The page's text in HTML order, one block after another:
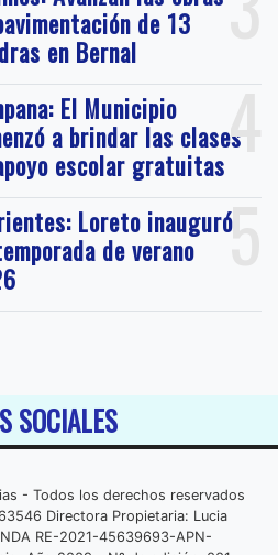
de 13
en Bernal
4
El Municipio
a brindar las clases
escolar gratuitas
5
Loreto inauguró
de verano
SOCIALES
- Todos los derechos reservados
Directora Propietaria: Lucia
RE-2021-45639693-APN-